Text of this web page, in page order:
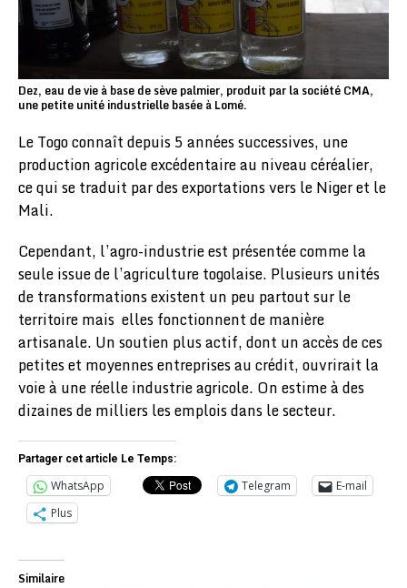
Dez, eau de vie à base de sève palmier, produit par la société CMA,
une petite unité industrielle basée à Lomé.
Le Togo connaît depuis 5 années successives, une
production agricole excédentaire au niveau céréalier,
ce qui se traduit par des exportations vers le Niger et le
Mali.
Cependant, l’agro-industrie est présentée comme la
seule issue de l’agriculture togolaise. Plusieurs unités
de transformations existent un peu partout sur le
territoire mais elles fonctionnent de manière
artisanale. Un soutien plus actif, dont un accès de ces
petites et moyennes entreprises au crédit, ouvrirait la
voie à une réelle industrie agricole. On estime à des
dizaines de milliers les emplois dans le secteur.
Partager cet article Le Temps:
WhatsApp Telegram
E-mail
Plus
Similaire